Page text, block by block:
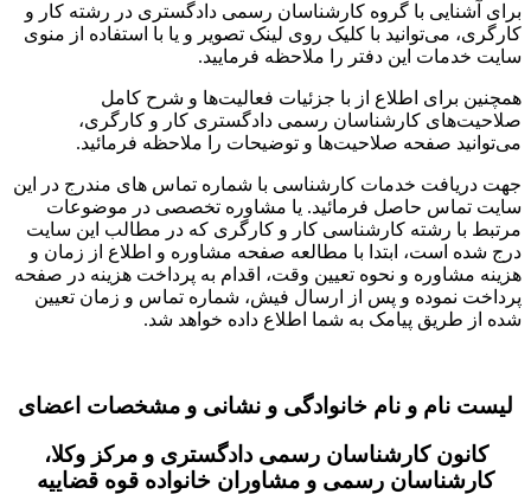
برای آشنایی با گروه کارشناسان رسمی دادگستری در رشته کار و
کارگری، می‌توانید با کلیک روی لینک تصویر و یا با استفاده از منوی
سایت خدمات این دفتر را ملاحظه فرمایید.
همچنین برای اطلاع از با جزئیات فعالیت‌‌ها و شرح کامل
صلاحیت‌های کارشناسان رسمی دادگستری کار و کارگری،
می‌توانید صفحه صلاحیت‌ها و توضیحات را ملاحظه فرمائید.
جهت دریافت خدمات کارشناسی با شماره تماس های مندرج در این
سایت تماس حاصل فرمائید. یا مشاوره تخصصی در موضوعات
مرتبط با رشته کارشناسی کار و کارگری که در مطالب این سایت
درج شده است، ابتدا با مطالعه صفحه مشاوره و اطلاع از زمان و
هزینه مشاوره و نحوه تعیین وقت، اقدام به پرداخت هزینه در صفحه
پرداخت نموده و پس از ارسال فیش، شماره تماس و زمان تعیین
شده از طریق پیامک به شما اطلاع داده خواهد شد.
لیست نام و نام خانوادگی و نشانی و مشخصات اعضای
کانون کارشناسان رسمی دادگستری و مرکز وکلا،
کارشناسان رسمی و مشاوران خانواده قوه قضاییه